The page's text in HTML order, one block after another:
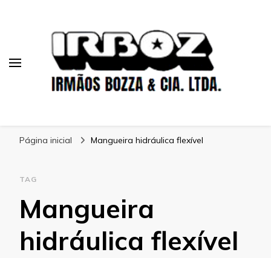
Página inicial Mangueira hidráulica flexível
TAG
Mangueira
hidráulica flexível